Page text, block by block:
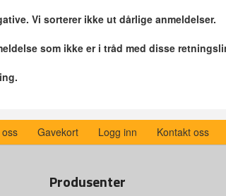
Vi sorterer ikke ut dårlige anmeldelser.
som ikke er i tråd med disse
Gavekort Logg inn Kontakt oss
Produsenter